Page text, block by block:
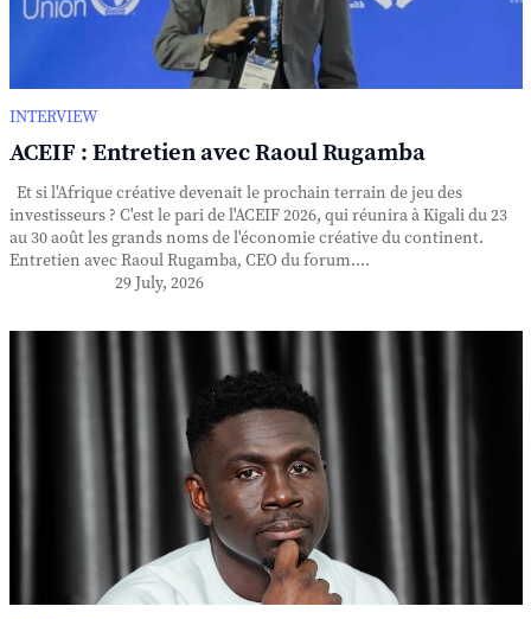
INTERVIEW
ACEIF : Entretien avec Raoul Rugamba
Et si l'Afrique créative devenait le prochain terrain de jeu des
investisseurs ? C'est le pari de l'ACEIF 2026, qui réunira à Kigali du 23
au 30 août les grands noms de l'économie créative du continent.
Entretien avec Raoul Rugamba, CEO du forum....
29 July, 2026